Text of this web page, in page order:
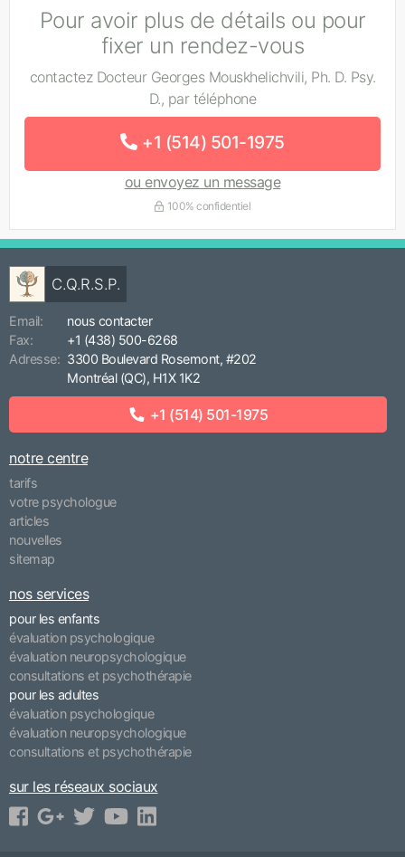
Pour avoir plus de détails ou pour
fixer un rendez-vous
contactez Docteur Georges Mouskhelichvili, Ph. D. Psy.
D., par téléphone
+1 (514) 501-1975
ou envoyez un message
100% confidentiel
C.Q.R.S.P.
Email:
nous contacter
Fax:
+1 (438) 500-6268
Adresse: 3300 Boulevard Rosemont, #202
Montréal (QC), H1X 1K2
+1 (514) 501-1975
notre centre
tarifs
votre psychologue
articles
nouvelles
sitemap
nos services
pour les enfants
évaluation psychologique
évaluation neuropsychologique
consultations et psychothérapie
pour les adultes
évaluation psychologique
évaluation neuropsychologique
consultations et psychothérapie
sur les réseaux sociaux